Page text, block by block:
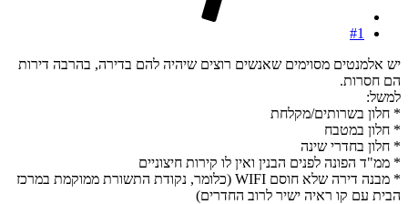
#1
יש אלמנטים מסוימים שאנשים רוצים שיהיה להם בדירה, בהרבה דירות
הם חסרות.
למשל:
* חלון בשרותים/מקלחת
* חלון במטבח
* חלון בחדרי שינה
* ממ"ד הפונה לפנים הבנין ואין לו קירות חיצוניים
* מבנה דירה שלא חוסם WIFI (כלומר, נקודת התשורת ממוקמת במרכז
הבית עם קו ראיה ישיר לרוב החדרים)